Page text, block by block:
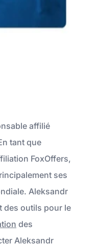
affilié
tant que
FoxOffers,
ses
Aleksandr
des outils pour le
des
Aleksandr